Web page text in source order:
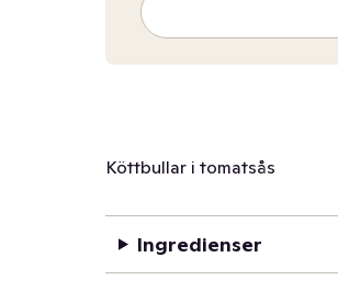
Köttbullar i tomatsås
Ingredienser